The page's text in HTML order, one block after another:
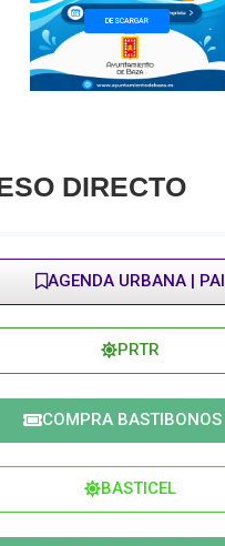
DESCARGAR
DIRECTO
AGENDA URBANA | PAI
PRTR
COMPRA BASTIBONOS
BASTICEL